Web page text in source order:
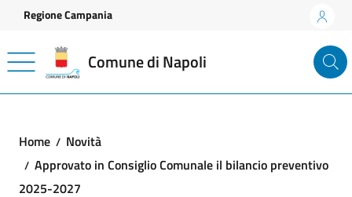
Vai ai contenuti
Vai al footer
Regione Campania
Comune di Napoli
Home
Novità
Approvato in Consiglio Comunale il bilancio preventivo
2025-2027